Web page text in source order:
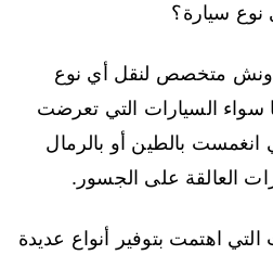
سيارة؟
متخصص لنقل أي نوع
سواء السيارات التي تعرضت
انغمست بالطين أو بالرمال
العالقة على الجسور.
اهتمت بتوفير أنواع عديدة